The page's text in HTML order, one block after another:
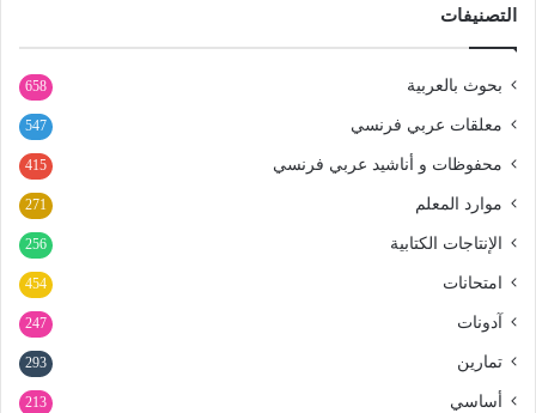
التصنيفات
بحوث بالعربية 658
معلقات عربي فرنسي 547
محفوظات و أناشيد عربي فرنسي 415
موارد المعلم 271
الإنتاجات الكتابية 256
امتحانات 454
آدونات 247
تمارين 293
أساسي 213